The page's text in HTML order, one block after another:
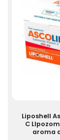
Liposhell
C
aroma